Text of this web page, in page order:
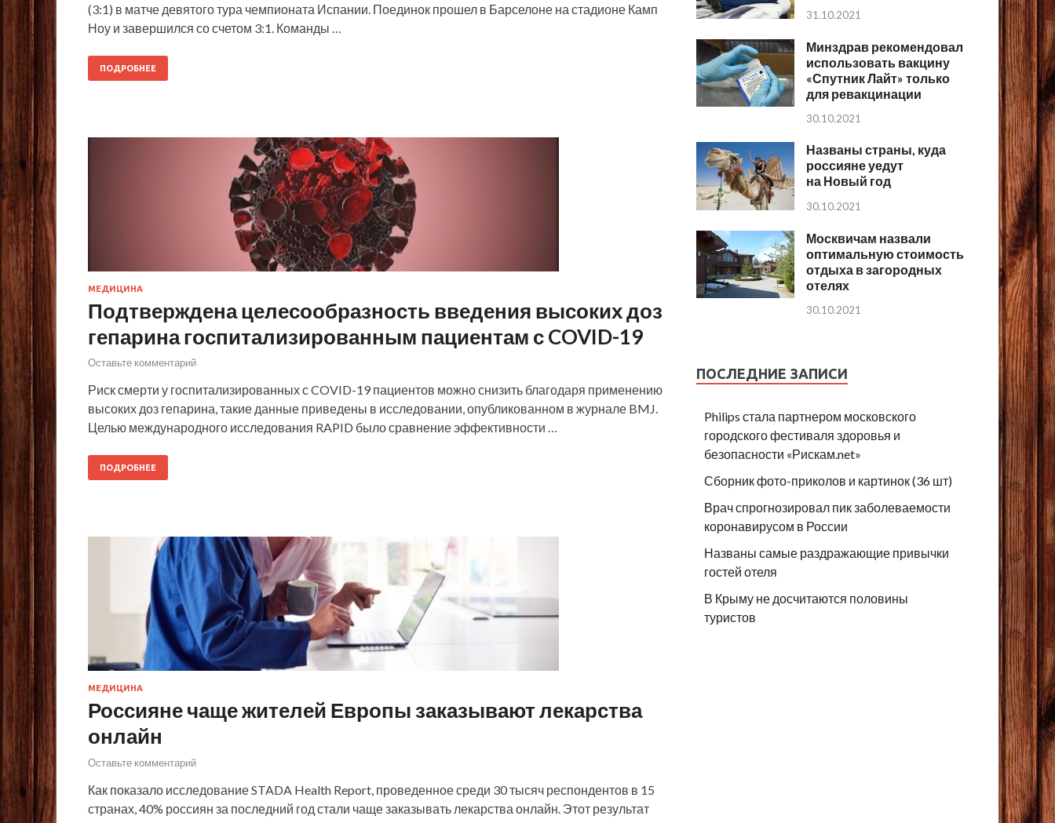
(3:1) в матче девятого тура чемпионата Испании. Поединок прошел в Барселоне на стадионе Камп
Ноу и завершился со счетом 3:1. Команды …
ПОДРОБНЕЕ
МЕДИЦИНА
Подтверждена целесообразность введения высоких доз
гепарина госпитализированным пациентам с COVID-19
Оставьте комментарий
Риск смерти у госпитализированных с COVID-19 пациентов можно снизить благодаря применению
высоких доз гепарина, такие данные приведены в исследовании, опубликованном в журнале BMJ.
Целью международного исследования RAPID было сравнение эффективности …
ПОДРОБНЕЕ
МЕДИЦИНА
Россияне чаще жителей Европы заказывают лекарства
онлайн
Оставьте комментарий
Как показало исследование STADA Health Report, проведенное среди 30 тысяч респондентов в 15
странах, 40% россиян за последний год стали чаще заказывать лекарства онлайн. Этот результат
31.10.2021
Минздрав рекомендовал
использовать вакцину
«Спутник Лайт» только
для ревакцинации
30.10.2021
Названы страны, куда
россияне уедут
на Новый год
30.10.2021
Москвичам назвали
оптимальную стоимость
отдыха в загородных
отелях
30.10.2021
ПОСЛЕДНИЕ ЗАПИСИ
Philips стала партнером московского
городского фестиваля здоровья и
безопасности «Рискам.net»
Сборник фото-приколов и картинок (36 шт)
Врач спрогнозировал пик заболеваемости
коронавирусом в России
Названы самые раздражающие привычки
гостей отеля
В Крыму не досчитаются половины
туристов